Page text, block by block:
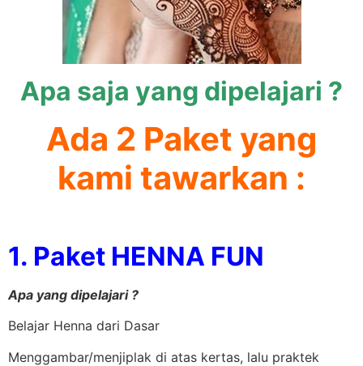
Apa saja yang dipelajari ?
Ada 2 Paket yang
kami tawarkan :
1. Paket HENNA FUN
Apa yang dipelajari ?
Belajar Henna dari Dasar
Menggambar/menjiplak di atas kertas, lalu praktek